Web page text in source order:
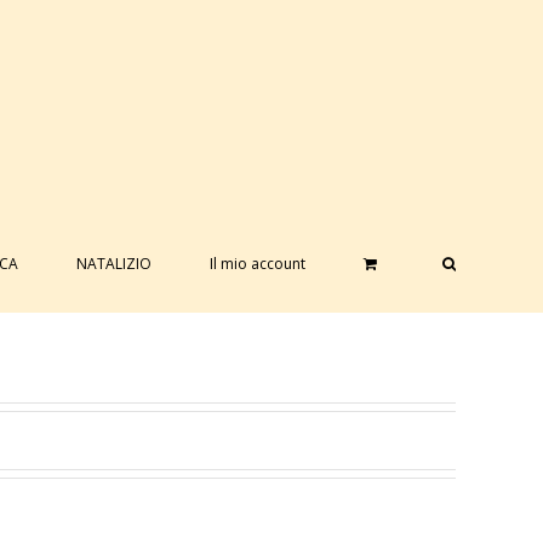
NATALIZIO Il mio account